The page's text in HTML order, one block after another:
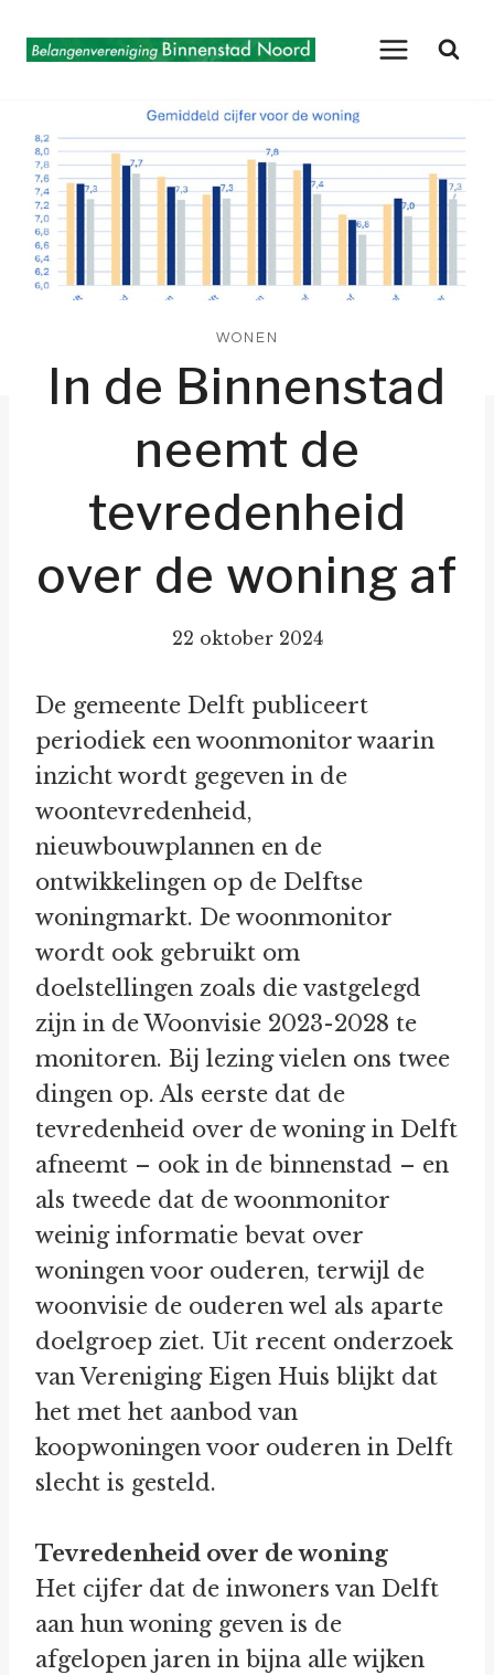
naar
WONEN
In de Binnenstad
neemt de
tevredenheid
over de woning af
22 oktober 2024
De gemeente Delft publiceert
periodiek een woonmonitor waarin
inzicht wordt gegeven in de
woontevredenheid,
nieuwbouwplannen en de
ontwikkelingen op de Delftse
woningmarkt. De woonmonitor
wordt ook gebruikt om
doelstellingen zoals die vastgelegd
zijn in de Woonvisie 2023-2028 te
monitoren. Bij lezing vielen ons twee
dingen op. Als eerste dat de
tevredenheid over de woning in Delft
afneemt – ook in de binnenstad – en
als tweede dat de woonmonitor
weinig informatie bevat over
woningen voor ouderen, terwijl de
woonvisie de ouderen wel als aparte
doelgroep ziet. Uit recent onderzoek
van Vereniging Eigen Huis blijkt dat
het met het aanbod van
koopwoningen voor ouderen in Delft
slecht is gesteld.
Tevredenheid over de woning
Het cijfer dat de inwoners van Delft
aan hun woning geven is de
afgelopen jaren in bijna alle wijken